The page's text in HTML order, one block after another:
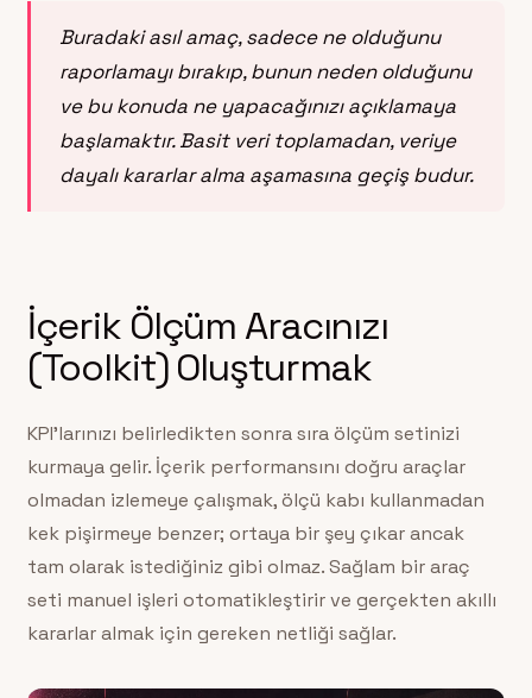
Buradaki asıl amaç, sadece ne olduğunu
raporlamayı bırakıp, bunun neden olduğunu
ve bu konuda ne yapacağınızı açıklamaya
başlamaktır. Basit veri toplamadan, veriye
dayalı kararlar alma aşamasına geçiş budur.
İçerik Ölçüm Aracınızı
(Toolkit) Oluşturmak
KPI’larınızı belirledikten sonra sıra ölçüm setinizi
kurmaya gelir. İçerik performansını doğru araçlar
olmadan izlemeye çalışmak, ölçü kabı kullanmadan
kek pişirmeye benzer; ortaya bir şey çıkar ancak
tam olarak istediğiniz gibi olmaz. Sağlam bir araç
seti manuel işleri otomatikleştirir ve gerçekten akıllı
kararlar almak için gereken netliği sağlar.